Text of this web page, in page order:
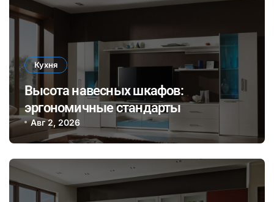
Кухня
Высота навесных шкафов:
эргономичные стандарты
Авг 2, 2026